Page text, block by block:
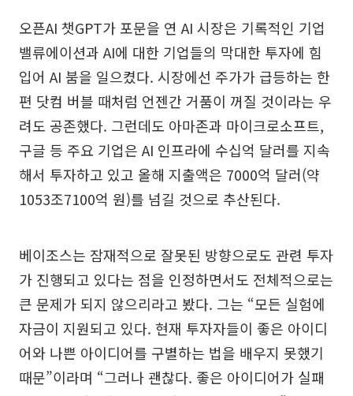
오픈AI 챗GPT가 포문을 연 AI 시장은 기록적인 기업
밸류에이션과 AI에 대한 기업들의 막대한 투자에 힘
입어 AI 붐을 일으켰다. 시장에선 주가가 급등하는 한
편 닷컴 버블 때처럼 언젠간 거품이 꺼질 것이라는 우
려도 공존했다. 그런데도 아마존과 마이크로소프트,
구글 등 주요 기업은 AI 인프라에 수십억 달러를 지속
해서 투자하고 있고 올해 지출액은 7000억 달러(약
1053조7100억 원)를 넘길 것으로 추산된다.
베이조스는 잠재적으로 잘못된 방향으로도 관련 투자
가 진행되고 있다는 점을 인정하면서도 전체적으로는
큰 문제가 되지 않으리라고 봤다. 그는 “모든 실험에
자금이 지원되고 있다. 현재 투자자들이 좋은 아이디
어와 나쁜 아이디어를 구별하는 법을 배우지 못했기
때문”이라며 “그러나 괜찮다. 좋은 아이디어가 실패